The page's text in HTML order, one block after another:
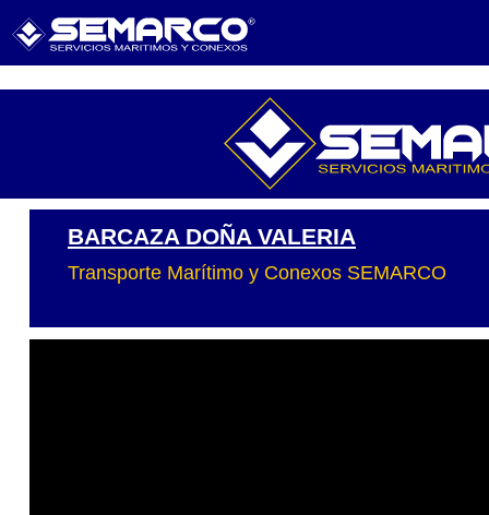
BARCAZA DOÑA VALERIA
Transporte Marítimo y Conexos SEMARCO